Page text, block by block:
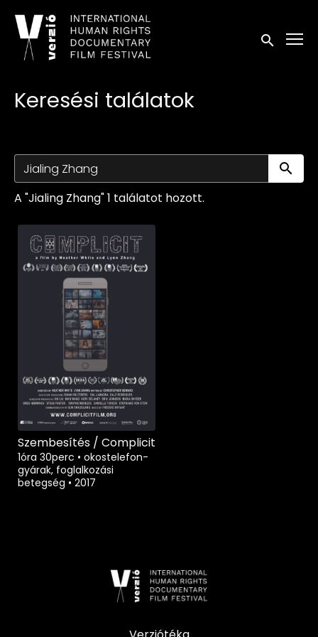
Kisegítő lehetőségek linkek
Keresés
Keresési találatok
A "Jialing Zhang" 1 találatot hozott.
Szembesítés / Complicit
1óra 30perc • okostelefon-
gyárak, foglalkozási
betegség • 2017